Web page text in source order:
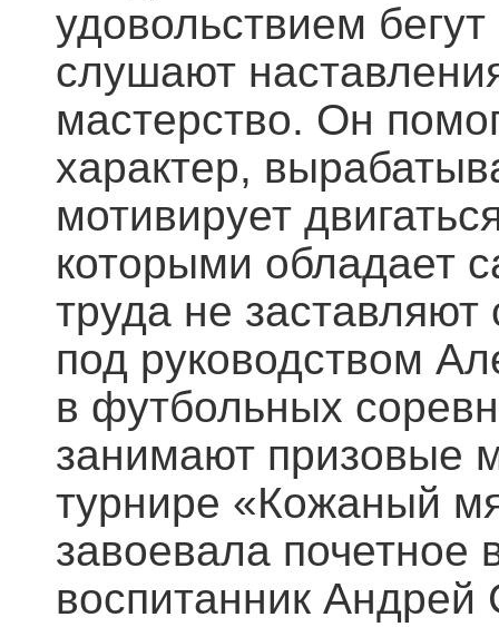
удовольствием
слушают
мастерство. Он
характер,
мотивирует
которыми обладает
труда не
под руководством
в футбольных
занимают призовые
турнире «Кожаный
завоевала почетное
воспитанник